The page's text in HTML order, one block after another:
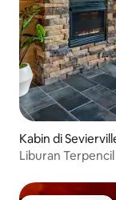
Kabin di
Liburan